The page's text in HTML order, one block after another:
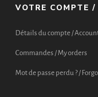
VOTRE COMPTE /
Détails du compte /
Commandes / My orders
Mot de passe perdu ? /